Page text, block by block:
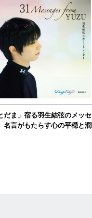
だま」宿る羽生結弦のメッセ
言がもたらす心の平穏と潤